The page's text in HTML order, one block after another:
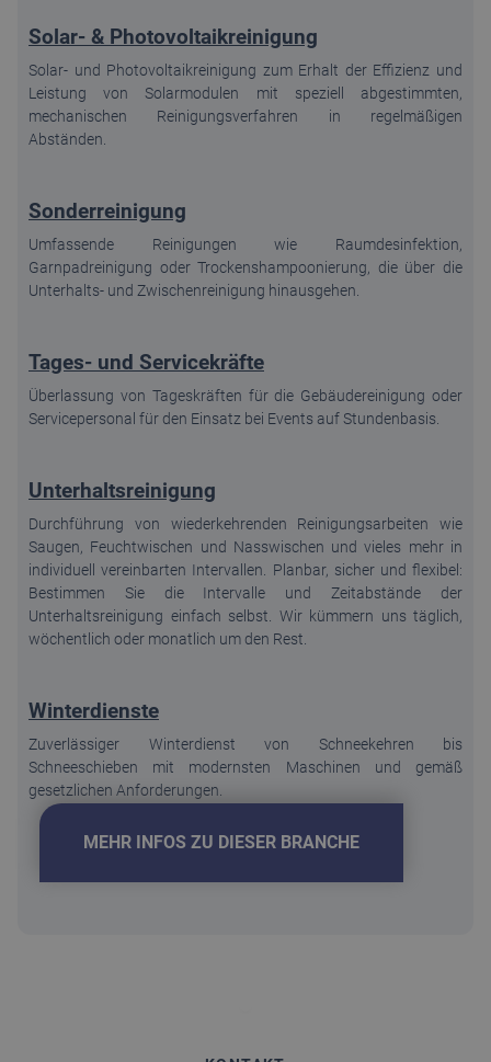
Solar- & Photovoltaikreinigung
Solar- und Photovoltaikreinigung zum Erhalt der Effizienz und
Leistung von Solarmodulen mit speziell abgestimmten,
mechanischen Reinigungsverfahren in regelmäßigen
Abständen.
Sonderreinigung
Umfassende Reinigungen wie Raumdesinfektion,
Garnpadreinigung oder Trockenshampoonierung, die über die
Unterhalts- und Zwischenreinigung hinausgehen.
Tages- und Servicekräfte
Überlassung von Tageskräften für die Gebäudereinigung oder
Servicepersonal für den Einsatz bei Events auf Stundenbasis.
Unterhaltsreinigung
Durchführung von wiederkehrenden Reinigungsarbeiten wie
Saugen, Feuchtwischen und Nasswischen und vieles mehr in
individuell vereinbarten Intervallen. Planbar, sicher und flexibel:
Bestimmen Sie die Intervalle und Zeitabstände der
Unterhaltsreinigung einfach selbst. Wir kümmern uns täglich,
wöchentlich oder monatlich um den Rest.
Winterdienste
Zuverlässiger Winterdienst von Schneekehren bis
Schneeschieben mit modernsten Maschinen und gemäß
gesetzlichen Anforderungen.
MEHR INFOS ZU DIESER BRANCHE